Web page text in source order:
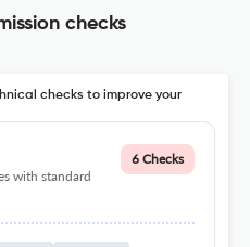
checks
checks to improve your
with standard
6 Checks